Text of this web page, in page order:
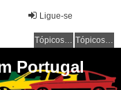
Ligue-se
Tópicos sem resposta Tópicos ativos
Portugal